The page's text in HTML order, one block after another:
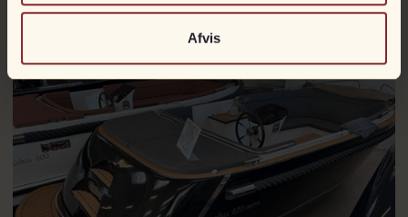
Afvis
DKK 179.000199.900